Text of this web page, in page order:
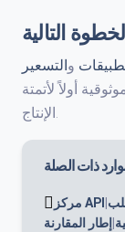
التالية
و التسعير
أولاً لأتمتة
الإنتاج.
ذات الصلة
مركز API
إطار المقارنة